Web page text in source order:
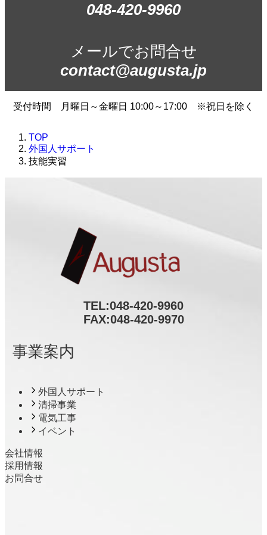
048-420-9960
メールでお問合せ
contact@augusta.jp
受付時間 月曜日～金曜日 10:00～17:00 ※祝日を除く
TOP
外国人サポート
技能実習
TEL:048-420-9960
FAX:048-420-9970
事業案内
外国人サポート
清掃事業
電気工事
イベント
会社情報
採用情報
お問合せ